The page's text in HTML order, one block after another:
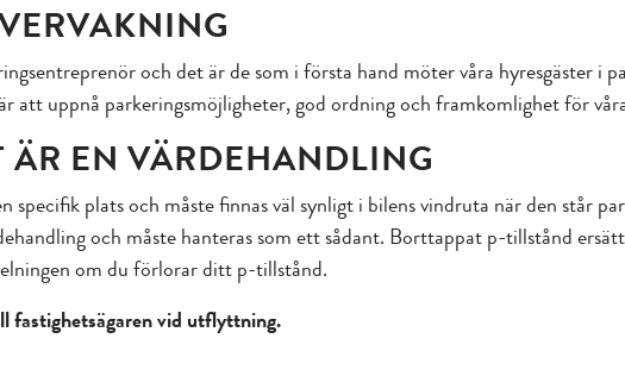
och det är de som i första hand möter våra hyresgäster i
att uppnå parkeringsmöjligheter, god ordning och framkomlighet för
ÄR EN VÄRDEHANDLING
specifik plats och måste finnas väl synligt i bilens vindruta när den står
och måste hanteras som ett sådant. Borttappat p-tillstånd
om du förlorar ditt p-tillstånd.
fastighetsägaren vid utflyttning.